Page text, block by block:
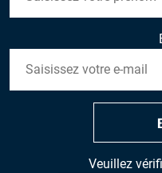
Veuillez